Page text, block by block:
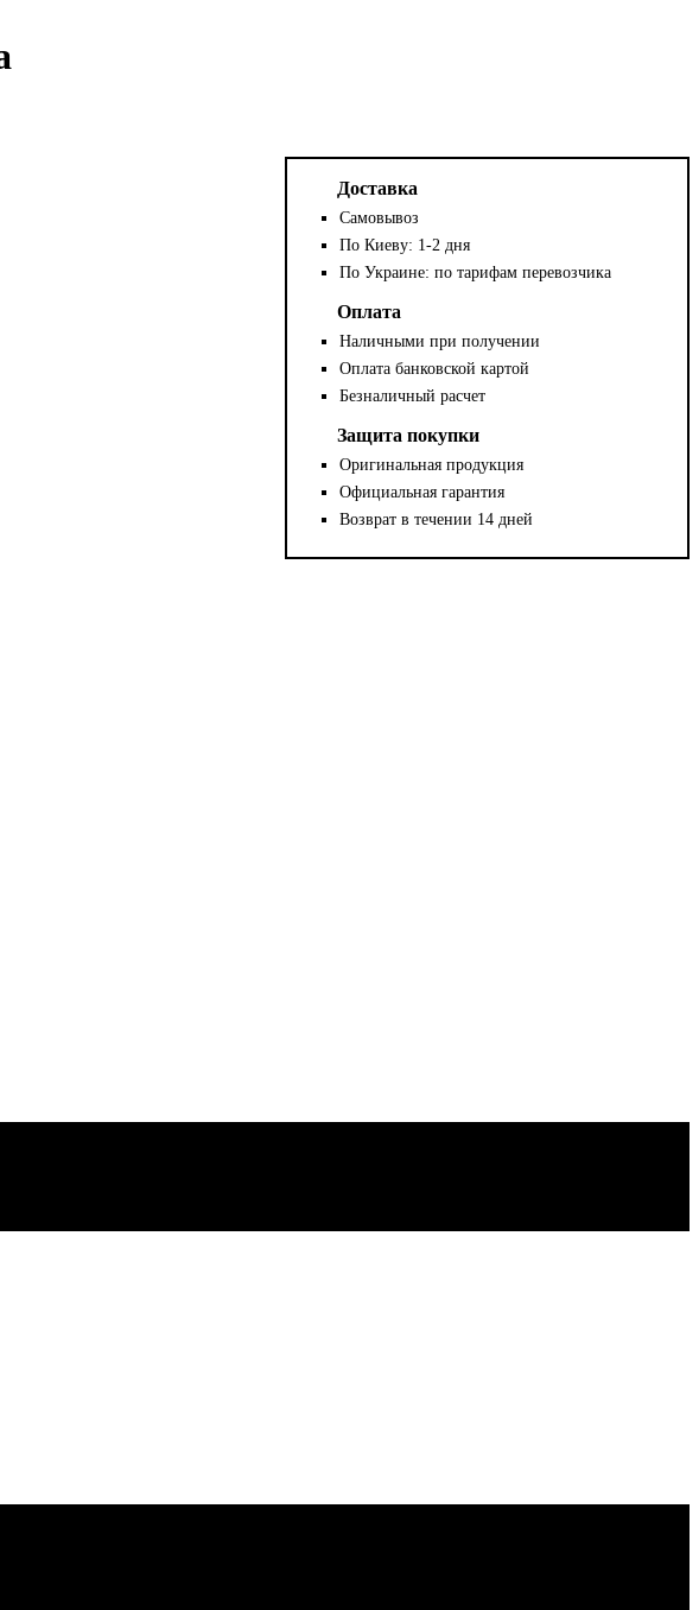
Доставка
Самовывоз
По Киеву: 1-2 дня
По Украине: по тарифам перевозчика
Оплата
Наличными при получении
Оплата банковской картой
Безналичный расчет
Защита покупки
Оригинальная продукция
Официальная гарантия
Возврат в течении 14 дней